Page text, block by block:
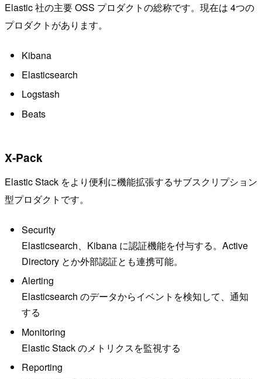
Elastic 社の主要 OSS プロダクトの総称です。現在は 4つの
プロダクトがあります。
Kibana
Elasticsearch
Logstash
Beats
X-Pack
Elastic Stack をより便利に機能拡張するサブスクリプション
型プロダクトです。
Security
Elasticsearch、Kibana に認証機能を付与する。Active
Directory とか外部認証とも連携可能。
Alerting
Elasticsearch のデータからイベントを検知して、通知
する
Monitoring
Elastic Stack のメトリクスを監視する
Reporting